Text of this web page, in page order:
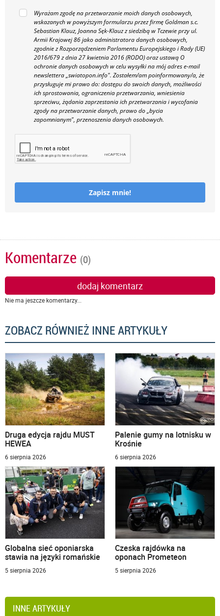
Wyrażam zgodę na przetwarzanie moich danych osobowych,
wskazanych w powyższym formularzu przez firmę Goldman s.c.
Sebastian Klauz, Joanna Sęk-Klauz z siedzibą w Tczewie przy ul.
Armii Krajowej 86 jako administratora danych osobowych,
zgodnie z Rozporządzeniem Parlamentu Europejskiego i Rady (UE)
2016/679 z dnia 27 kwietnia 2016 (RODO) oraz ustawą O
ochronie danych osobowych w celu wysyłki na mój adres e-mail
newslettera „swiatopon.info". Zostałem/am poinformowany/a, że
przysługuje mi prawo do: dostępu do swoich danych, możliwości
ich sprostowania, ograniczenia przetwarzania, wniesienia
sprzeciwu, żądania zaprzestania ich przetwarzania i wycofania
zgody na przetwarzanie danych, prawo do „bycia
zapomnianym", przenoszenia danych osobowych.
Zapisz mnie!
Komentarze (0)
dodaj komentarz
Nie ma jeszcze komentarzy...
ZOBACZ RÓWNIEŻ INNE ARTYKUŁY
Druga edycja rajdu MUST
HEWEA
6 sierpnia 2026
Palenie gumy na lotnisku w
Krośnie
6 sierpnia 2026
Globalna sieć oponiarska
stawia na języki romańskie
5 sierpnia 2026
Czeska rajdówka na
oponach Prometeon
5 sierpnia 2026
INNE ARTYKUŁY